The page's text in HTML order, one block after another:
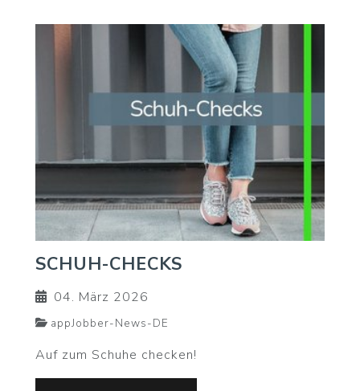
SCHUH-CHECKS
04. März 2026
appJobber-News-DE
Auf zum Schuhe checken!